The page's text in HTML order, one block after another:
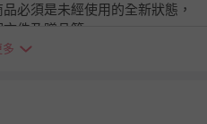
必須是未經使用的全新狀態，
件及贈品等。
由媽咪愛負責處理，若非瑕疵
『已出貨』中查詢該筆訂單，
多